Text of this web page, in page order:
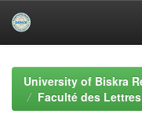
navigationUniversity of Biskra
Faculté des